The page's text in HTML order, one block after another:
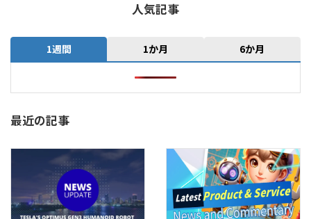
人気記事
1週間 1か月 6か月
最近の記事